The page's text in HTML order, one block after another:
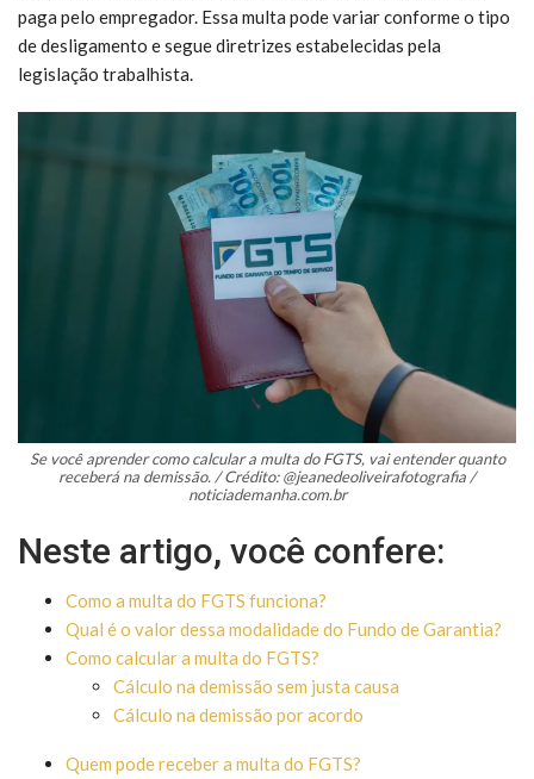
paga pelo empregador. Essa multa pode variar conforme o tipo
de desligamento e segue diretrizes estabelecidas pela
legislação trabalhista.
Se você aprender como calcular a multa do FGTS, vai entender quanto
receberá na demissão. / Crédito: @jeanedeoliveirafotografia /
noticiademanha.com.br
Neste artigo, você confere:
Como a multa do FGTS funciona?
Qual é o valor dessa modalidade do Fundo de Garantia?
Como calcular a multa do FGTS?
Cálculo na demissão sem justa causa
Cálculo na demissão por acordo
Quem pode receber a multa do FGTS?